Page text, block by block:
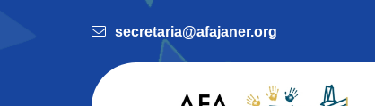
secretaria@afajaner.org